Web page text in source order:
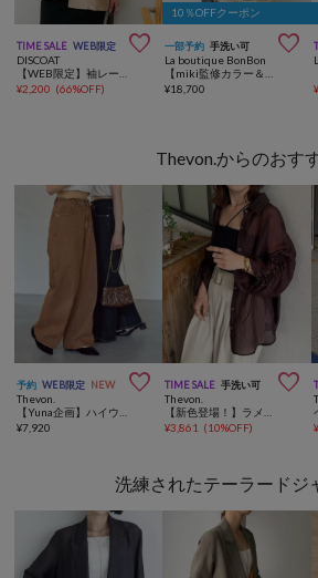
TIME SALE WEB限定 
DISCOAT
¥2,200 (66%OFF)
10％OFFクーポン
一部予約 手洗い可 
La boutique BonBon
¥18,700
¥
Thevon.からのおす
予約 WEB限定 NEW 
Thevon.
¥7,920
TIME SALE 手洗い可 
Thevon.
¥3,861 (10%OFF)
¥
洗練されたテーラードジ